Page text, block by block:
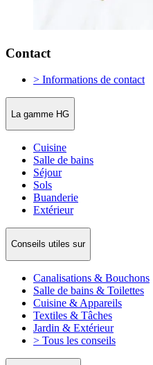
Contact
> Informations de contact
La gamme HG
Cuisine
Salle de bains
Séjour
Sols
Buanderie
Extérieur
Conseils utiles sur
Canalisations & Bouchons
Salle de bains & Toilettes
Cuisine & Appareils
Textiles & Tâches
Jardin & Extérieur
> Tous les conseils